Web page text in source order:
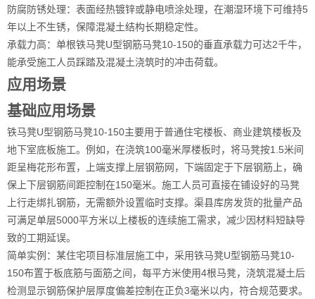
防腐防锈处理：表面经热镀锌或静电喷涂处理，在潮湿环境下可维持5
年以上不生锈，保障混凝土结构长期稳定性。
承载力高：单根铁马凳U型钢筋马凳10-150的垂直承载力可达2千牛，
能承受施工人员踩踏及混凝土浇筑时的冲击荷载。
应用场景
基础应用场景
铁马凳U型钢筋马凳10-150主要用于普通住宅楼板、商业建筑楼板及
地下室底板施工。例如，在浇筑100毫米厚楼板时，将马凳按1.5米间
距呈梅花形布置，上端支撑上层钢筋网，下端固定于下层钢筋上，确
保上下层钢筋间距控制在150毫米。施工人员可直接在铺设好的马凳
上行走绑扎钢筋，无需额外设置临时支撑。渠县库房发货的批量产品
可满足单层5000平方米以上楼板的连续施工需求，减少因材料短缺导
致的工期延误。
简单实例：某住宅项目标准层施工中，采用铁马凳U型钢筋马凳10-
150布置于板底筋与面筋之间，每平方米使用4根马凳，浇筑混凝土后
检测显示钢筋保护层厚度偏差控制在正负3毫米以内，符合规范要求。